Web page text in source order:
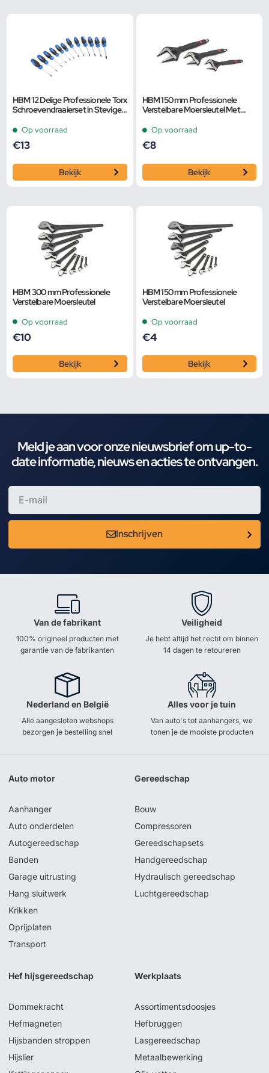
HBM 12 Delige Professionele Torx
Schroevendraaierset in Stevige
Op voorraad
€13
Bekijk
HBM 150 mm Professionele
Verstelbare Moersleutel Met
Smalle Bek
Op voorraad
€8
Bekijk
HBM 300 mm Professionele
Verstelbare Moersleutel
Op voorraad
€10
Bekijk
HBM 150 mm Professionele
Verstelbare Moersleutel
Op voorraad
€4
Bekijk
Meld je aan voor onze nieuwsbrief om up-to-
date informatie, nieuws en acties te ontvangen.
Inschrijven
Van de fabrikant
100% origineel producten met
garantie van de fabrikanten
Veiligheid
Je hebt altijd het recht om binnen
14 dagen te retoureren
Nederland en België
Alle aangesloten webshops
bezorgen je bestelling snel
Alles voor je tuin
Van auto's tot aanhangers, we
tonen je de mooiste producten
Auto motor
Aanhanger
Auto onderdelen
Autogereedschap
Banden
Garage uitrusting
Hang sluitwerk
Krikken
Oprijplaten
Transport
Gereedschap
Bouw
Compressoren
Gereedschapsets
Handgereedschap
Hydraulisch gereedschap
Luchtgereedschap
Hef hijsgereedschap
Dommekracht
Hefmagneten
Hijsbanden stroppen
Hijslier
Werkplaats
Assortimentsdoosjes
Hefbruggen
Lasgereedschap
Metaalbewerking